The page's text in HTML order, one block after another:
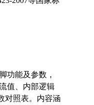
功能及参数，
值、内部逻辑
对照表。内容涵